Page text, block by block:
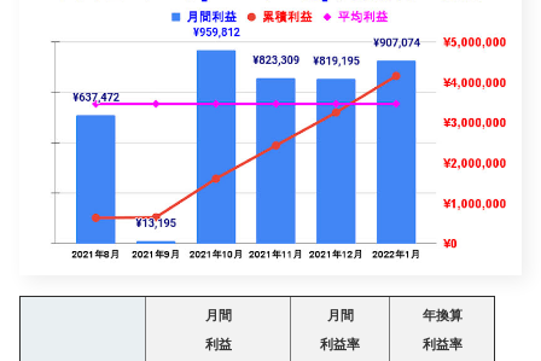
月間
利益
月間
利益率
年換算
利益率